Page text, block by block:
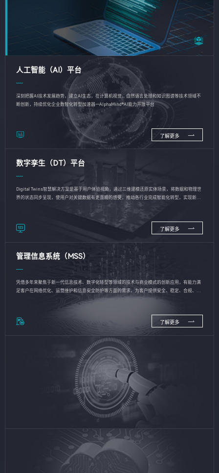
人工智能（AI）平台
深刻把握AI技术发展趋势，建立AI生态，在计算机视觉、自然语言处理和知识图谱等技术领域不
断创新，持续优化企业数智化转型加速器—AlphaMind®AI能力开放平台
了解更多
数字孪生（DT）平台
Digital Twins智慧解决方案是基于用户体验视角，通过三维建模还原实体场景，将数据和物理世
界的状态同步呈现，使用户对关键数据有更直观的感受，推动各行业完成智能化转型，实现新旧
了解更多
管理信息系统（MSS）
凭借多年来聚焦于新一代信息技术、数字化转型等领域的技术与商业模式的创新应用，有能力满
足客户在网络优化、运营维护和信息安全防护等方面的需求，为客户提供安全、稳定、合规、持
了解更多